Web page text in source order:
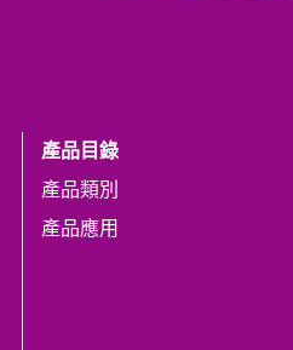
產品目錄
產品類別
產品應用